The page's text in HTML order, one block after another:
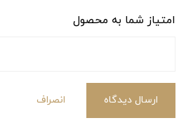
امتیاز شما به محصول
ارسال دیدگاه انصراف